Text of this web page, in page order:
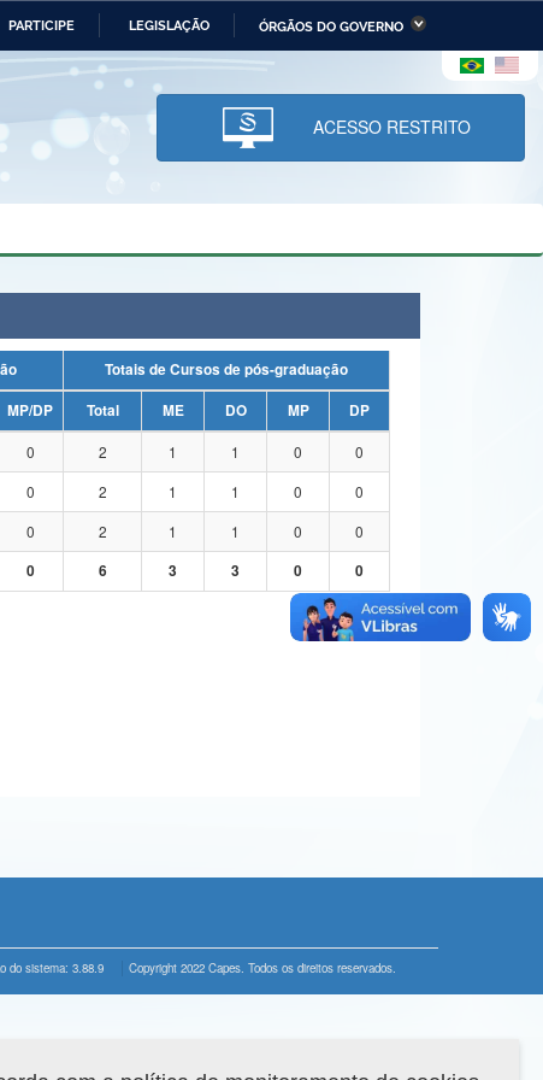
PARTICIPE LEGISLAÇÃO ÓRGÃOS DO GOVERNO
da Economia Ministério da Infraestrutura
Ministério da Ciência,
Tecnologia, Inovações e
Comunicações
Direitos Humanos
ACESSO RESTRITO
Totais de Cursos de pós-graduação
MP/DP Total ME DO MP
DP
0 2 1 1 0
0
0 2 1 1 0
0
0 2 1 1 0
0
0 6 3 3 0 0
do sistema: 3.88.9 Copyright 2022 Capes. Todos os direitos reservados.